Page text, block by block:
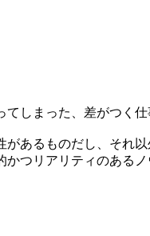
しまった、差がつく
あるものだし、それ
つリアリティのある